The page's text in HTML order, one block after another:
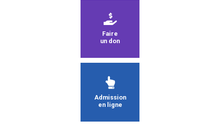
Faire
un don
Admission
en ligne